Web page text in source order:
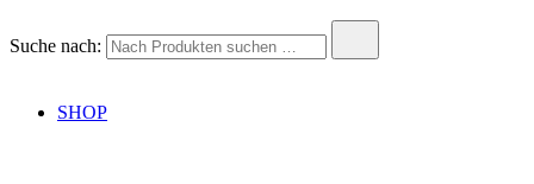
Suche nach:
SHOP